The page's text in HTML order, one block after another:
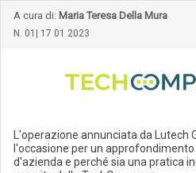
A cura di: Maria Teresa Della Mura
N. 01| 17 01 2023
L'operazione annunciata da Lutech
l'occasione per un
d'azienda e perché sia una pratica